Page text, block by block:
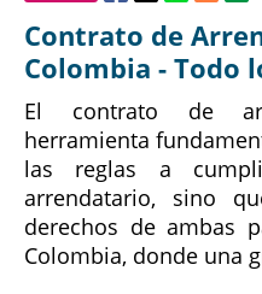
Contrato de
Colombia - Todo
El contrato de
herramienta
las reglas a
arrendatario, sino
derechos de ambas
Colombia, donde una